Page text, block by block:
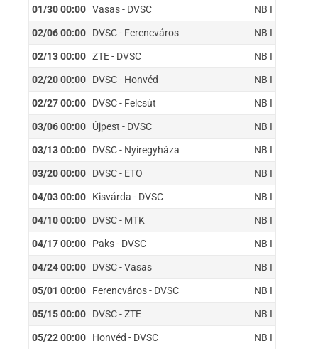
01/30 00:00 Vasas - DVSC NB I
02/06 00:00 DVSC - Ferencváros NB I
02/13 00:00 ZTE - DVSC NB I
02/20 00:00 DVSC - Honvéd NB I
02/27 00:00 DVSC - Felcsút NB I
03/06 00:00 Újpest - DVSC NB I
03/13 00:00 DVSC - Nyíregyháza NB I
03/20 00:00 DVSC - ETO NB I
04/03 00:00 Kisvárda - DVSC NB I
04/10 00:00 DVSC - MTK NB I
04/17 00:00 Paks - DVSC NB I
04/24 00:00 DVSC - Vasas NB I
05/01 00:00 Ferencváros - DVSC NB I
05/15 00:00 DVSC - ZTE NB I
05/22 00:00 Honvéd - DVSC NB I